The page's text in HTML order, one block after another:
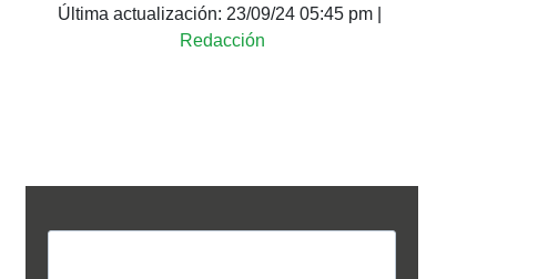
Última actualización: 23/09/24 05:45 pm
Redacción